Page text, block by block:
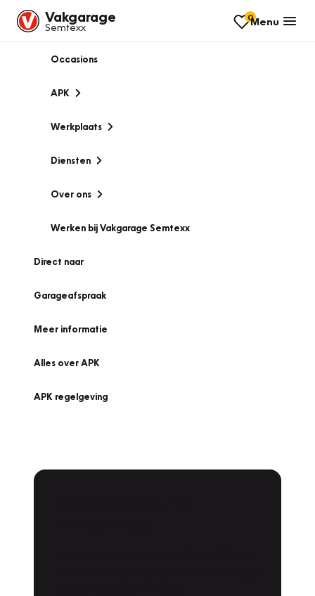
Vakgarage
Semtexx
0Menu
Occasions
APK
Werkplaats
Diensten
Over ons
Werken bij Vakgarage Semtexx
Direct naar
Garageafspraak
Meer informatie
Alles over APK
APK regelgeving